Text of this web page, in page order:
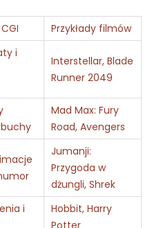
Przykłady filmów
i
Interstellar, Blade
Runner 2049
Mad Max: Fury
Road, Avengers
Jumanji:
Przygoda w
dżungli, Shrek
i
Hobbit, Harry
Potter